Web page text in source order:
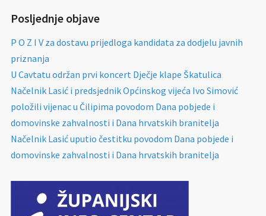
Posljednje objave
P O Z I V za dostavu prijedloga kandidata za dodjelu javnih
priznanja
U Cavtatu održan prvi koncert Dječje klape Škatulica
Načelnik Lasić i predsjednik Općinskog vijeća Ivo Simović
položili vijenac u Čilipima povodom Dana pobjede i
domovinske zahvalnosti i Dana hrvatskih branitelja
Načelnik Lasić uputio čestitku povodom Dana pobjede i
domovinske zahvalnosti i Dana hrvatskih branitelja